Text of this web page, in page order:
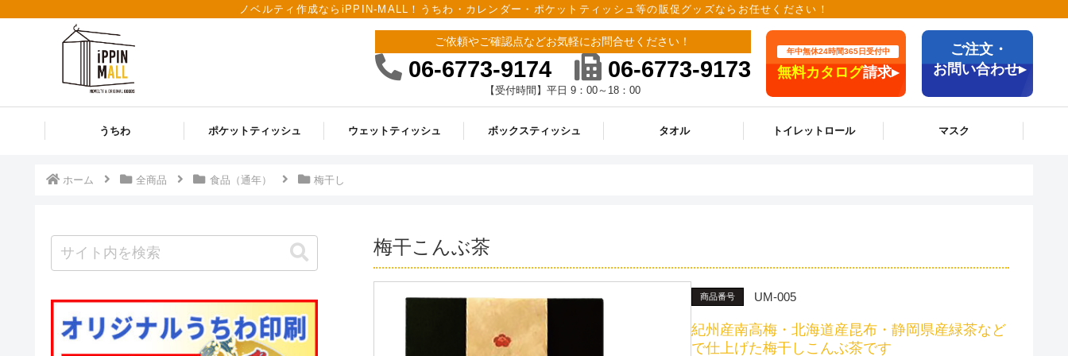
ノベルティ作成ならiPPIN-MALL！うちわ・カレンダー・ポケットティッシュ等の販促グッズならお任せください！
ご依頼やご確認点などお気軽にお問合せください！
06-6773-9174 06-6773-9173
【受付時間】平日 9：00～18：00
年中無休24時間365日受付中
無料カタログ請求▸
ご注文・
お問い合わせ▸
うちわ ポケットティッシュ ウェットティッシュ ボックスティッシュ タオル トイレットロール マスク
ホーム 全商品 食品（通年） 梅干し
梅干こんぶ茶
商品番号 UM-005
紀州産南高梅・北海道産昆布・静岡県産緑茶など
で仕上げた梅干しこんぶ茶です